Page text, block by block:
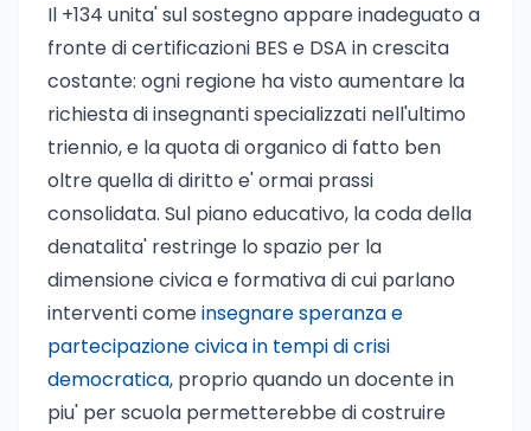
Il +134 unita' sul sostegno appare inadeguato a
fronte di certificazioni BES e DSA in crescita
costante: ogni regione ha visto aumentare la
richiesta di insegnanti specializzati nell'ultimo
triennio, e la quota di organico di fatto ben
oltre quella di diritto e' ormai prassi
consolidata. Sul piano educativo, la coda della
denatalita' restringe lo spazio per la
dimensione civica e formativa di cui parlano
interventi comeinsegnare speranza e
partecipazione civica in tempi di crisi
democratica, proprio quando un docente in
piu' per scuola permetterebbe di costruire